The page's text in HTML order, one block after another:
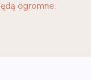
ogromne.